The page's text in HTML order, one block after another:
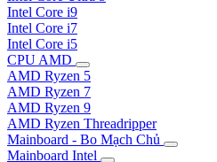
Intel Core i9
Intel Core i7
Intel Core i5
CPU AMD
AMD Ryzen 5
AMD Ryzen 7
AMD Ryzen 9
AMD Ryzen Threadripper
Mainboard - Bo Mạch Chủ
Mainboard Intel